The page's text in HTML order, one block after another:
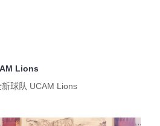
Lions
球队 UCAM Lions